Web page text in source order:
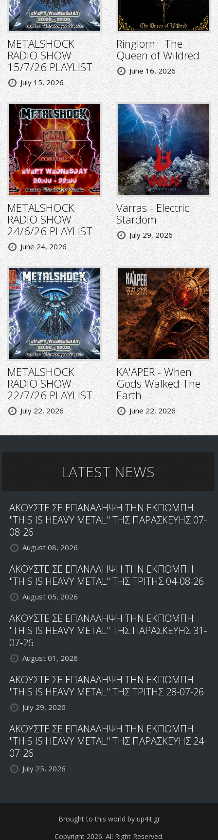
METALSHOCK
RADIO SHOW
15/7/26 PLAYLIST
July 15, 2026
Ringlorn - The
Queen of Wildred
June 16, 2026
METALSHOCK
RADIO SHOW
24/6/26 PLAYLIST
June 24, 2026
Varras - Electric
Stardom
July 29, 2026
METALSHOCK
RADIO SHOW
22/7/26 PLAYLIST
July 22, 2026
KA'APER - When
Gods Walked The
Earth
June 22, 2026
LATEST NEWS
ΑΚΟΥΣΤΕ ΣΕ ΕΠΑΝΑΛΗΨΗ ΤΗΝ ΕΚΠΟΜΠΗ
"THIS IS HEAVY METAL" ΤΗΣ ΠΑΡΑΣΚΕΥΗΣ 07-
08-26
August 08, 2026
ΑΚΟΥΣΤΕ ΣΕ ΕΠΑΝΑΛΗΨΗ ΤΗΝ ΕΚΠΟΜΠΗ
"THIS IS HEAVY METAL" ΤΗΣ ΤΡΙΤΗΣ 04-08-26
August 05, 2026
ΑΚΟΥΣΤΕ ΣΕ ΕΠΑΝΑΛΗΨΗ ΤΗΝ ΕΚΠΟΜΠΗ
"THIS IS HEAVY METAL" ΤΗΣ ΠΑΡΑΣΚΕΥΗΣ 31-
07-26
August 01, 2026
ΑΚΟΥΣΤΕ ΣΕ ΕΠΑΝΑΛΗΨΗ ΤΗΝ ΕΚΠΟΜΠΗ
"THIS IS HEAVY METAL" ΤΗΣ ΤΡΙΤΗΣ 28-07-26
July 29, 2026
ΑΚΟΥΣΤΕ ΣΕ ΕΠΑΝΑΛΗΨΗ ΤΗΝ ΕΚΠΟΜΠΗ
"THIS IS HEAVY METAL" ΤΗΣ ΠΑΡΑΣΚΕΥΗΣ 24-
07-26
July 25, 2026
Brought to this world by up4it.gr
Copyright 2026. All Right Reserved.